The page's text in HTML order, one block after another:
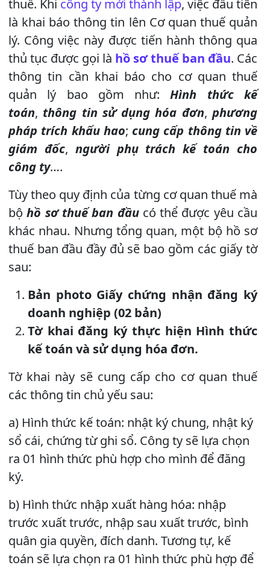
thuế. Khi công ty mới thành lập, việc đầu tiên
là khai báo thông tin lên Cơ quan thuế quản
lý. Công việc này được tiến hành thông qua
thủ tục được gọi là hồ sơ thuế ban đầu. Các
thông tin cần khai báo cho cơ quan thuế
quản lý bao gồm như:Hình thức kế
toán, thông tin sử dụng hóa đơn,phương
pháp trích khấu hao; cung cấp thông tin về
giám đốc, người phụ trách kế toán cho
công ty….
Tùy theo quy định của từng cơ quan thuế mà
bộhồ sơ thuế ban đầucó thể được yêu cầu
khác nhau. Nhưng tổng quan, một bộ hồ sơ
thuế ban đầu đầy đủ sẽ bao gồm các giấy tờ
sau:
Bản photo Giấy chứng nhận đăng ký
doanh nghiệp (02 bản)
Tờ khai đăng ký thực hiện Hình thức
kế toán và sử dụng hóa đơn.
Tờ khai này sẽ cung cấp cho cơ quan thuế
các thông tin chủ yếu sau:
a) Hình thức kế toán: nhật ký chung, nhật ký
sổ cái, chứng từ ghi sổ. Công ty sẽ lựa chọn
ra 01 hình thức phù hợp cho mình để đăng
ký.
b) Hình thức nhập xuất hàng hóa: nhập
trước xuất trước, nhập sau xuất trước, bình
quân gia quyền, đích danh. Tương tự, kế
toán sẽ lựa chọn ra 01 hình thức phù hợp để